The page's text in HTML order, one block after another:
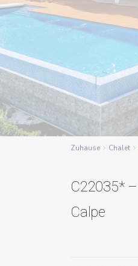
Zuhause Chalet
C22035*
Calpe